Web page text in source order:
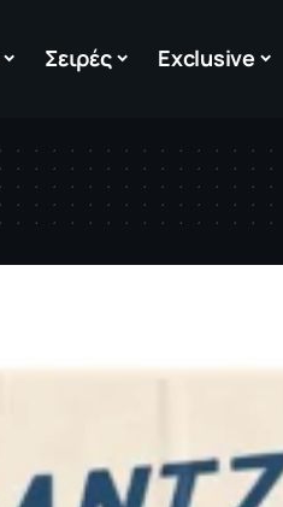
Σειρές Exclusive